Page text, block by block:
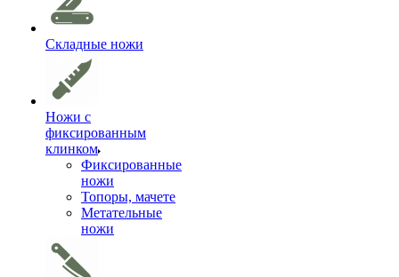
Складные ножи
Ножи с
фиксированным
клинком
Фиксированные
ножи
Топоры, мачете
Метательные
ножи